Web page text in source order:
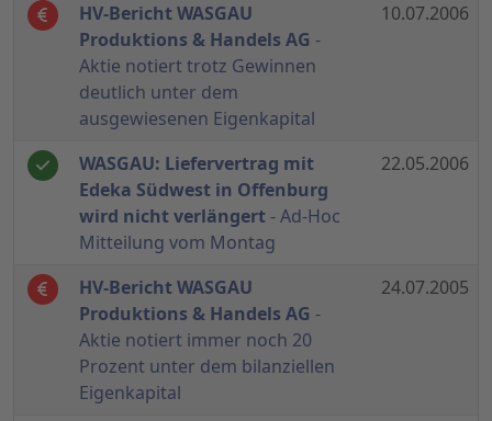
HV-Bericht WASGAU
Produktions & Handels AG -
Aktie notiert trotz Gewinnen
deutlich unter dem
ausgewiesenen Eigenkapital
10.07.2006
WASGAU: Liefervertrag mit
Edeka Südwest in Offenburg
wird nicht verlängert- Ad-Hoc
Mitteilung vom Montag
22.05.2006
HV-Bericht WASGAU
Produktions & Handels AG -
Aktie notiert immer noch 20
Prozent unter dem bilanziellen
Eigenkapital
24.07.2005